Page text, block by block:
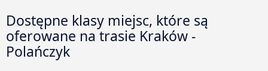
Dostępne klasy miejsc, które są
oferowane na trasie Kraków -
Polańczyk